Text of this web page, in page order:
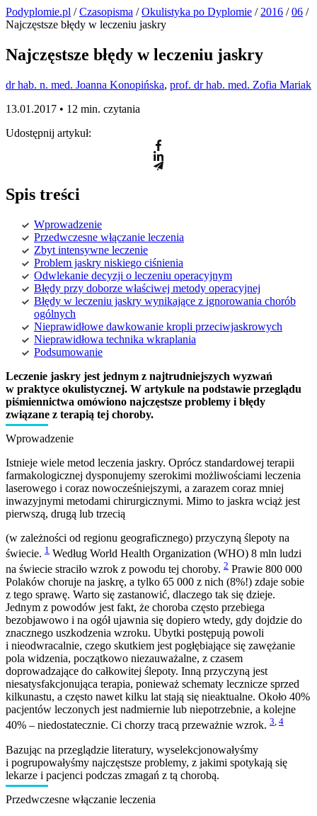
Podyplomie.pl /Czasopisma /Okulistyka po Dyplomie / 2016 /06 /
Najczęstsze błędy w leczeniu jaskry
Najczęstsze błędy w leczeniu jaskry
dr hab. n. med. Joanna Konopińska, prof. dr hab. med. Zofia Mariak
13.01.2017 • 12 min. czytania
Udostępnij artykuł:
Spis treści
Wprowadzenie
Przedwczesne włączanie leczenia
Zbyt intensywne leczenie
Problem jaskry niskiego ciśnienia
Odwlekanie decyzji o leczeniu operacyjnym
Błędy przy doborze właściwej metody operacyjnej
Błędy w leczeniu jaskry wynikające z ignorowania chorób
ogólnych
Nieprawidłowe dawkowanie kropli przeciwjaskrowych
Nieprawidłowa technika wkraplania
Podsumowanie
Leczenie jaskry jest jednym z najtrudniejszych wyzwań
w praktyce okulistycznej. W artykule na podstawie przeglądu
piśmiennictwa omówiono najczęstsze problemy i błędy
związane z terapią tej choroby.
Wprowadzenie
Istnieje wiele metod leczenia jaskry. Oprócz standardowej terapii
farmakologicznej dysponujemy szerokimi możliwościami leczenia
laserowego i coraz nowocześniejszymi, a zarazem coraz mniej
inwazyjnymi metodami chirurgicznymi. Mimo to jaskra wciąż jest
pierwszą, drugą lub trzecią
(w zależności od regionu geograficznego) przyczyną ślepoty na
świecie. 1 Według World Health Organization (WHO) 8 mln ludzi
na świecie straciło wzrok z powodu tej choroby. 2 Prawie 800 000
Polaków choruje na jaskrę, a tylko 65 000 z nich (8%!) zdaje sobie
z tego sprawę. Warto się zastanowić, dlaczego tak się dzieje.
Jednym z powodów jest fakt, że choroba często przebiega
bezobjawowo i na ogół ujawnia się dopiero wtedy, gdy dojdzie do
znacznego uszkodzenia wzroku. Ubytki postępują powoli
i nieodwracalnie, czego skutkiem jest pogłębiające się zawężanie
pola widzenia, początkowo niezauważalne, z czasem
doprowadzające do całkowitej ślepoty. Inną przyczyną jest
niesatysfakcjonująca terapia, ponieważ schematy lecznicze sprzed
kilkunastu, a często nawet kilku lat stają się nieaktualne. Około 40%
pacjentów leczonych jest nadmiernie lub niepotrzebnie, a kolejne
40% – niedostatecznie. Ci chorzy tracą przeważnie wzrok. 3, 4
Bazując na przeglądzie literatury, wyselekcjonowałyśmy
i pogrupowałyśmy najczęstsze problemy, z jakimi spotykają się
lekarze i pacjenci podczas zmagań z tą chorobą.
Przedwczesne włączanie leczenia